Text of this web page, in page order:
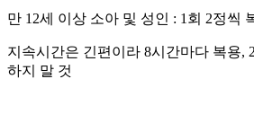
만 12세 이상 소아 및 성인 : 1회 2정씩
지속시간은 긴편이라 8시간마다 복용,
하지 말 것